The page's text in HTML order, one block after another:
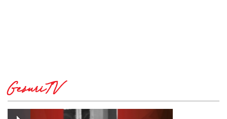
GesuriTV